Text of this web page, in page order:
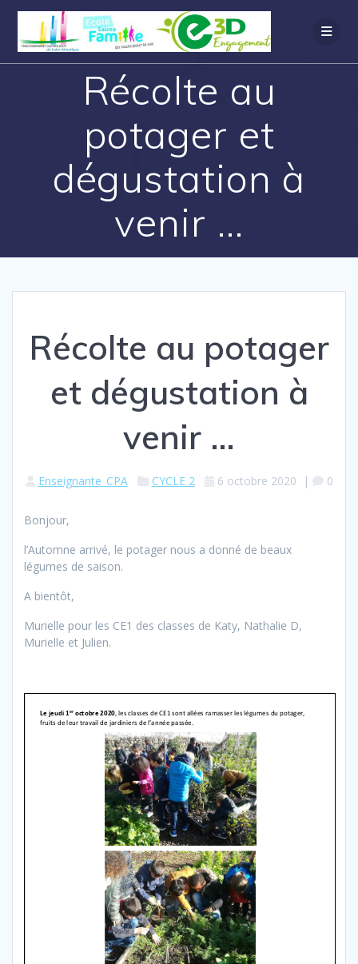
Récolte au
potager et
dégustation à
venir …
Récolte au potager
et dégustation à
venir …
Enseignante_CPA CYCLE 2 6 octobre 2020 | 0
Bonjour,
l’Automne arrivé, le potager nous a donné de beaux
légumes de saison.
A bientôt,
Murielle pour les CE1 des classes de Katy, Nathalie D,
Murielle et Julien.